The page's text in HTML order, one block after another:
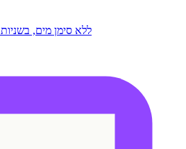
שמור את הסרטונים TikTok ללא סימן מים, בשניות